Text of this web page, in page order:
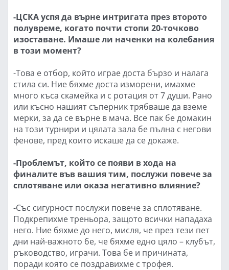
-ЦСКА успя да върне интригата през второто
полувреме, когато почти стопи 20-точково
изоставане. Имаше ли наченки на колебания
в този момент?
-Това е отбор, който играе доста бързо и налага
стила си. Ние бяхме доста изморени, имахме
много къса скамейка и с ротация от 7 души. Рано
или късно нашият съперник трябваше да вземе
мерки, за да се върне в мача. Все пак бе домакин
на този турнири и цялата зала бе пълна с негови
фенове, пред които искаше да се докаже.
-Проблемът, който се появи в хода на
финалите във вашия тим, послужи повече за
сплотяване или оказа негативно влияние?
-Със сигурност послужи повече за сплотяване.
Подкрепихме треньора, защото всички нападаха
него. Ние бяхме до него, мисля, че през тези пет
дни най-важното бе, че бяхме едно цяло – клубът,
ръководство, играчи. Това бе и причината,
поради която се поздравихме с трофея.